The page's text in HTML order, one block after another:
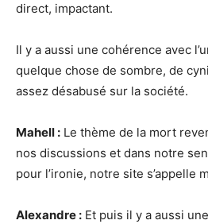
direct, impactant.
Il y a aussi une cohérence avec
quelque chose de sombre, de
assez désabusé sur la société.
Mahell : Le thème de la mort
nos discussions et dans notre
pour l’ironie, notre site s’appelle
Alexandre : Et puis il y a aussi